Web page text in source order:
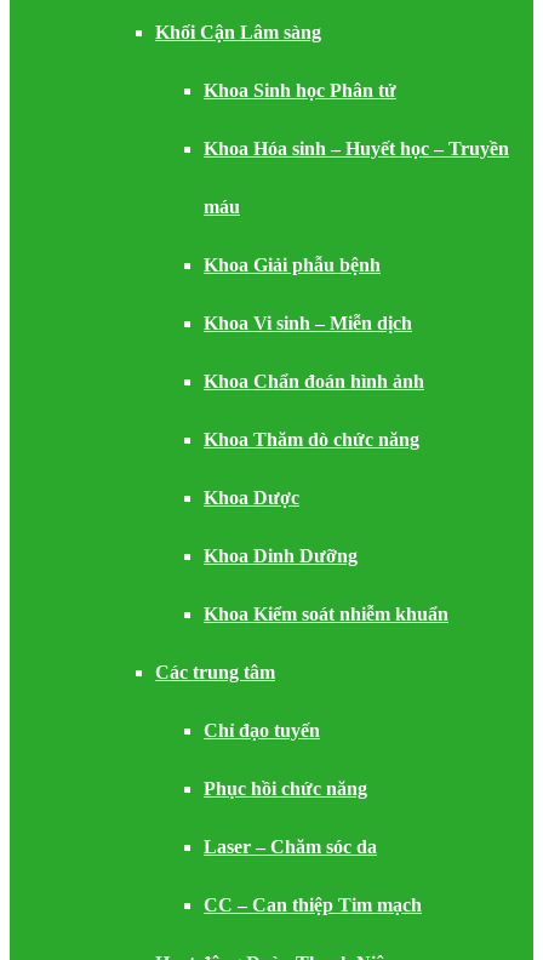
Khối Cận Lâm sàng
Khoa Sinh học Phân tử
Khoa Hóa sinh – Huyết học – Truyền
máu
Khoa Giải phẫu bệnh
Khoa Vi sinh – Miễn dịch
Khoa Chẩn đoán hình ảnh
Khoa Thăm dò chức năng
Khoa Dược
Khoa Dinh Dưỡng
Khoa Kiểm soát nhiễm khuẩn
Các trung tâm
Chỉ đạo tuyến
Phục hồi chức năng
Laser – Chăm sóc da
CC – Can thiệp Tim mạch